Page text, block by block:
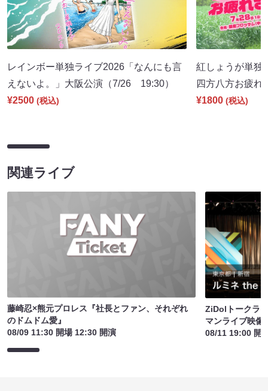
レインボー単独ライブ2026「なんにも言
えないよ。」大阪公演（7/26 19:30）
¥2500 (税込)
紅しょうが単独
四方八方お疲
¥1800 (税込)
関連ライブ
藤崎忍×熊元プロレス『社長とファン、それぞれ
のドムドム愛』
08/09 11:30 開場 12:30 開演
ZiDolトークラ
マンライブ映像
08/11 19:00 開